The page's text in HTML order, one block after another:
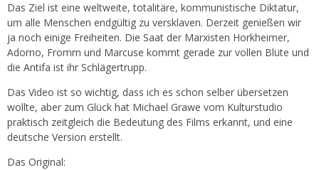
Das Ziel ist eine weltweite, totalitäre, kommunistische Diktatur,
um alle Menschen endgültig zu versklaven. Derzeit genießen wir
ja noch einige Freiheiten. Die Saat der Marxisten Horkheimer,
Adorno, Fromm und Marcuse kommt gerade zur vollen Blüte und
die Antifa ist ihr Schlägertrupp.
Das Video ist so wichtig, dass ich es schon selber übersetzen
wollte, aber zum Glück hat Michael Grawe vom Kulturstudio
praktisch zeitgleich die Bedeutung des Films erkannt, und eine
deutsche Version erstellt.
Das Original: